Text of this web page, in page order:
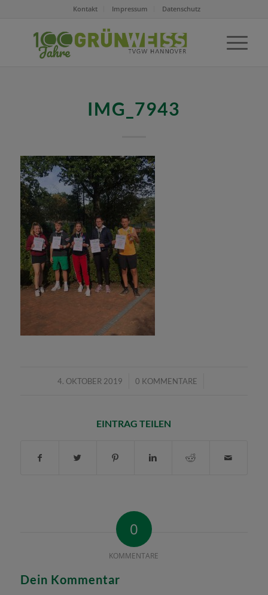
Kontakt Impressum Datenschutz
IMG_7943
4. OKTOBER 2019
/ 0 KOMMENTARE
/
EINTRAG TEILEN
0
KOMMENTARE
Dein Kommentar